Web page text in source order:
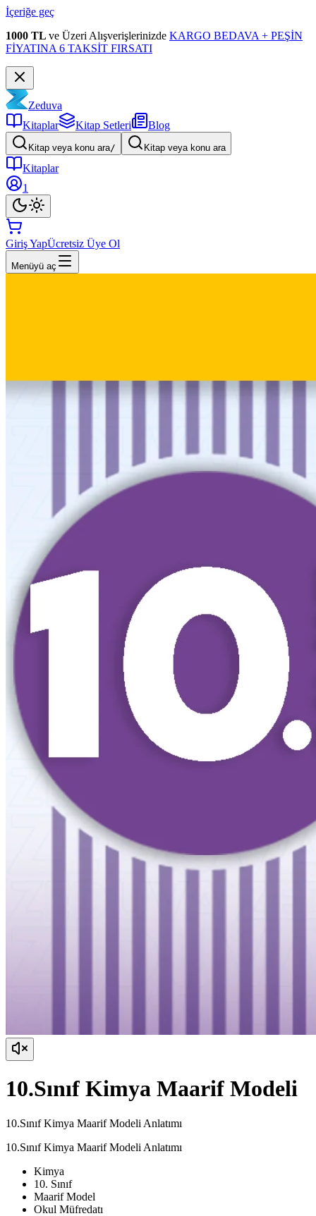
İçeriğe geç
1000 TL ve Üzeri Alışverişlerinizde KARGO BEDAVA + PEŞİN
FİYATINA 6 TAKSİT FIRSATI
Zeduva
Kitaplar
Kitap Setleri Blog
Kitap veya konu ara/ Kitap veya konu ara
Kitaplar
1
Giriş YapÜcretsiz Üye Ol
Menüyü aç
10.Sınıf Kimya Maarif Modeli
10.Sınıf Kimya Maarif Modeli Anlatımı
10.Sınıf Kimya Maarif Modeli Anlatımı
Kimya
10. Sınıf
Maarif Model
Okul Müfredatı